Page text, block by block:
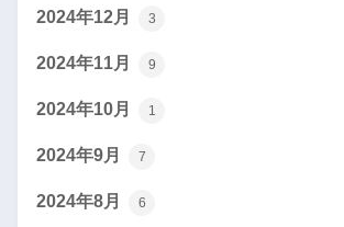
2024年12月 3
2024年11月 9
2024年10月 1
2024年9月 7
2024年8月 6